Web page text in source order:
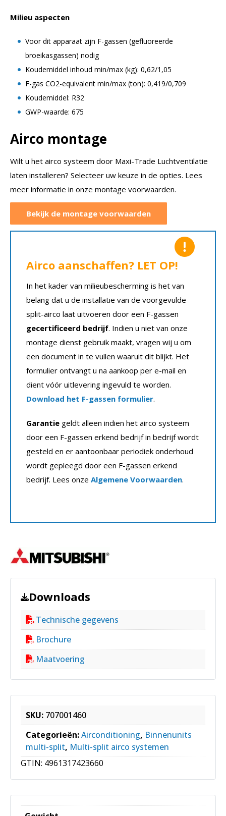
Milieu aspecten
Voor dit apparaat zijn F-gassen (gefluoreerde
broeikasgassen) nodig
Koudemiddel inhoud min/max (kg): 0,62/1,05
F-gas CO2-equivalent min/max (ton): 0,419/0,709
Koudemiddel: R32
GWP-waarde: 675
Airco montage
Wilt u het airco systeem door Maxi-Trade Luchtventilatie
laten installeren? Selecteer uw keuze in de opties. Lees
meer informatie in onze montage voorwaarden.
Bekijk de montage voorwaarden
Airco aanschaffen? LET OP!
In het kader van milieubescherming is het van
belang dat u de installatie van de voorgevulde
split-airco laat uitvoeren door een F-gassen
gecertificeerd bedrijf. Indien u niet van onze
montage dienst gebruik maakt, vragen wij u om
een document in te vullen waaruit dit blijkt. Het
formulier ontvangt u na aankoop per e-mail en
dient vóór uitlevering ingevuld te worden.
Download het F-gassen formulier.
Garantie geldt alleen indien het airco systeem
door een F-gassen erkend bedrijf in bedrijf wordt
gesteld en er aantoonbaar periodiek onderhoud
wordt gepleegd door een F-gassen erkend
bedrijf. Lees onze Algemene Voorwaarden.
Downloads
Technische gegevens
Brochure
Maatvoering
SKU: 707001460
Categorieën:Airconditioning, Binnenunits
multi-split, Multi-split airco systemen
GTIN: 4961317423660